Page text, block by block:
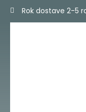
Skip
Rok dostave 2-5